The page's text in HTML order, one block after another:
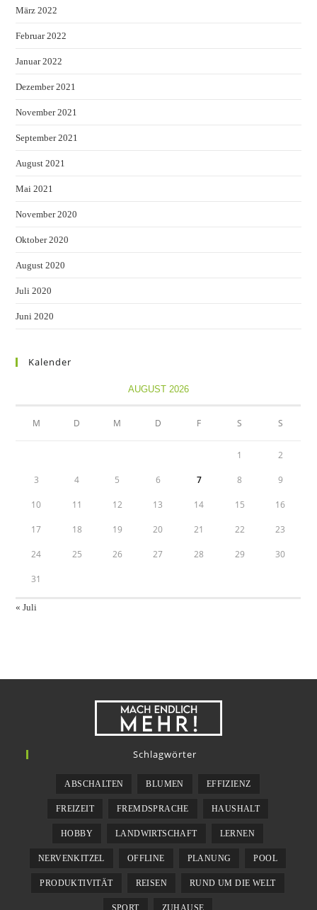
März 2022
Februar 2022
Januar 2022
Dezember 2021
November 2021
September 2021
August 2021
Mai 2021
November 2020
Oktober 2020
August 2020
Juli 2020
Juni 2020
Kalender
AUGUST 2026
M D M D F S S
1 2
3 4 5 6 7 8 9
10 11 12 13 14 15 16
17 18 19 20 21 22 23
24 25 26 27 28 29 30
31
« Juli
Schlagwörter
ABSCHALTEN BLUMEN EFFIZIENZ
FREIZEIT FREMDSPRACHE HAUSHALT
HOBBY LANDWIRTSCHAFT LERNEN
NERVENKITZEL OFFLINE PLANUNG POOL
PRODUKTIVITÄT REISEN RUND UM DIE WELT
SPORT ZUHAUSE